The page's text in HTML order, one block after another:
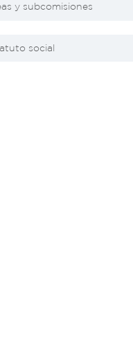
y subcomisiones
social